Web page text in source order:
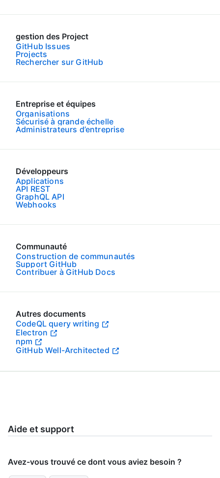
gestion des Project
GitHub Issues
Projects
Rechercher sur GitHub
Entreprise et équipes
Organisations
Sécurisé à grande échelle
Administrateurs d’entreprise
Développeurs
Applications
API REST
GraphQL API
Webhooks
Communauté
Construction de communautés
Support GitHub
Contribuer à GitHub Docs
Autres documents
CodeQL query writing
Electron
npm
GitHub Well-Architected
Aide et support
Avez-vous trouvé ce dont vous aviez besoin ?